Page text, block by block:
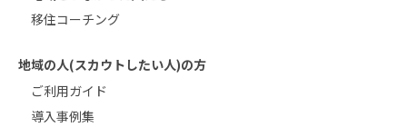
移住コーチング
地域の人(スカウトしたい人)の方
ご利用ガイド
導入事例集